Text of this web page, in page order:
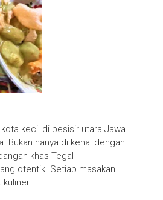
kecil di pesisir utara Jawa
Bukan hanya di kenal dengan
khas Tegal
otentik. Setiap masakan